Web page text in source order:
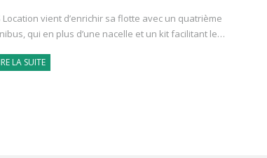
Location vient d’enrichir sa flotte avec un quatrième
qui en plus d’une nacelle et un kit facilitant le…
LA SUITE